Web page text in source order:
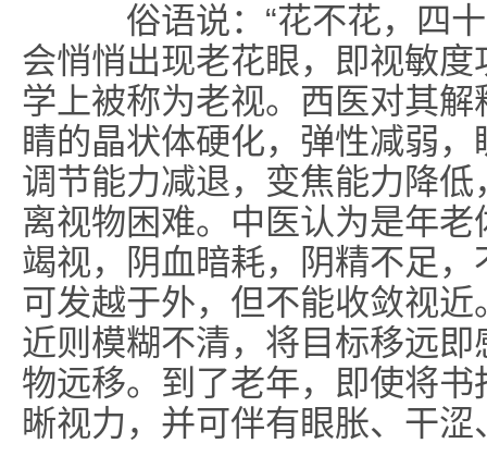
俗语说：“花不花，四十
会悄悄出现老花眼，即视敏
学上被称为老视。西医对其
睛的晶状体硬化，弹性减弱
调节能力减退，变焦能力降
离视物困难。中医认为是年
竭视，阴血暗耗，阴精不足
可发越于外，但不能收敛视
近则模糊不清，将目标移远
物远移。到了老年，即使将
晰视力，并可伴有眼胀、干